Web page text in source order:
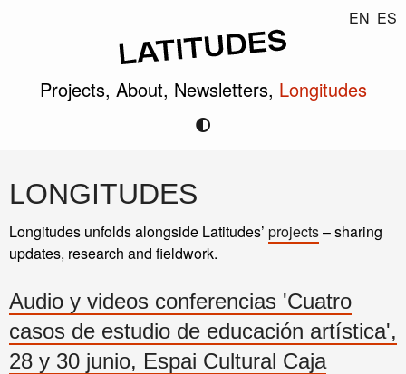
EN ES
Projects, About, Newsletters, Longitudes
LONGITUDES
Longitudes unfolds alongside Latitudes’ projects– sharing
updates, research and fieldwork.
Audio y videos conferencias 'Cuatro
casos de estudio de educación artística',
28 y 30 junio, Espai Cultural Caja